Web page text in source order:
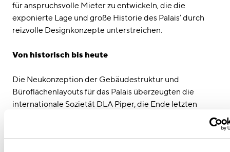
für anspruchsvolle Mieter zu entwickeln, die die
exponierte Lage und große Historie des Palais’ durch
reizvolle Designkonzepte unterstreichen.
Von historisch bis heute
Die Neukonzeption der Gebäudestruktur und
Büroflächenlayouts für das Palais überzeugten die
internationale Sozietät DLA Piper, die Ende letzten
Jahres eine Fläche von 4.000 qm im Palais an der Oper
realisierten wir das zuvor speziell auf die Bedürfnisse